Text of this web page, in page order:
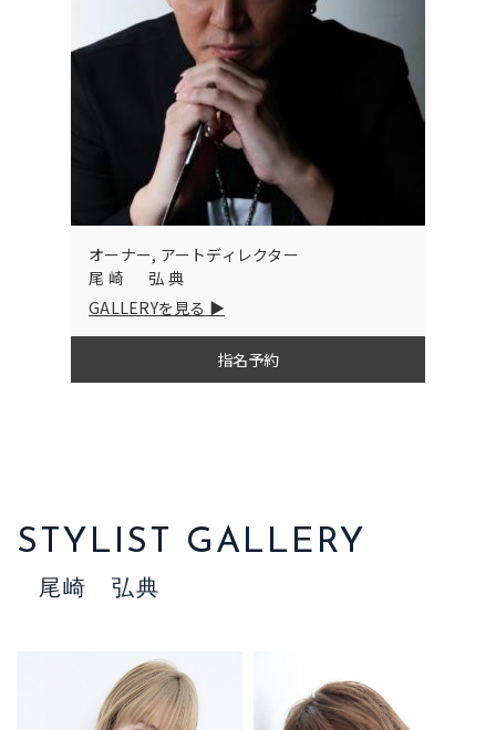
オーナー, アートディレクター
尾崎 弘典
GALLERYを見る
指名予約
STYLIST GALLERY
尾崎 弘典